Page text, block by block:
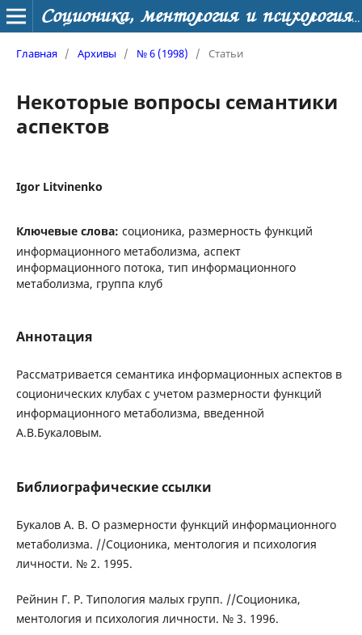
Соционика, ментология и психология личности
Главная / Архивы / № 6 (1998) / Статьи
Некоторые вопросы семантики
аспектов
Igor Litvinenko
Ключевые слова: соционика, размерность функций
информационного метаболизма, аспект
информационного потока, тип информационного
метаболизма, группа клуб
Аннотация
Рассматривается семантика информационных аспектов в
соционических клубах с учетом размерности функций
информационного метаболизма, введенной
А.В.Букаловым.
Библиографические ссылки
Букалов А. В. О размерности функций информационного
метаболизма. //Соционика, ментология и психология
личности. № 2. 1995.
Рейнин Г. Р. Типология малых групп. //Соционика,
ментология и психология личности. № 3. 1996.